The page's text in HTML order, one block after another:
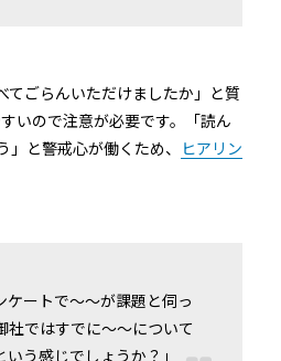
てごらんいただけましたか」と質
いので注意が必要です。「読ん
と警戒心が働くため、 ヒアリン
ケートで〜〜が課題と伺っ
社ではすでに〜〜について
う感じでしょうか？」